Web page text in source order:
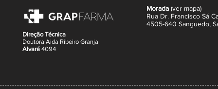
Graças à sua concentração em
Hidratação Natural) da
Graças à elevada presença de
Direção Técnica
Doutora Aida Ribeiro Granja
Alvará 4094
Morada (ver mapa)
Rua Dr. Francisco Sá
4505-640 Sanguedo,